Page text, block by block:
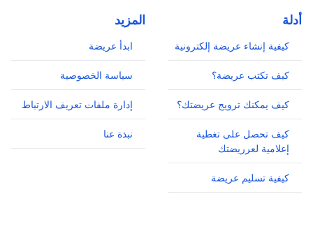
أدلة
كيفية إنشاء عريضة إلكترونية
كيف تكتب عريضة؟
كيف يمكنك ترويج عريضتك؟
كيف تحصل على تغطية
إعلامية لعرريضتك
كيفية تسليم عريضة
المزيد
ابدأ عريضة
سياسة الخصوصية
إدارة ملفات تعريف الارتباط
نبذة عنا